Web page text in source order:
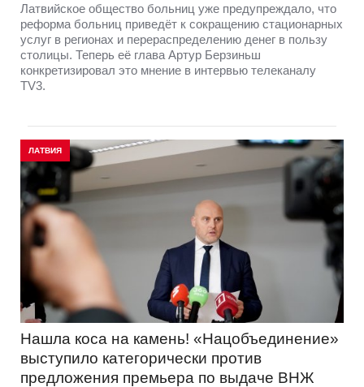
Латвийское общество больниц уже предупреждало, что
реформа больниц приведёт к сокращению стационарных
услуг в регионах и перераспределению денег в пользу
столицы. Теперь её глава Артур Берзиньш
конкретизировал это мнение в интервью телеканалу
TV3.
ЛАТВИЯ
Нашла коса на камень! «Нацобъединение»
выступило категорически против
предложения премьера по выдаче ВНЖ